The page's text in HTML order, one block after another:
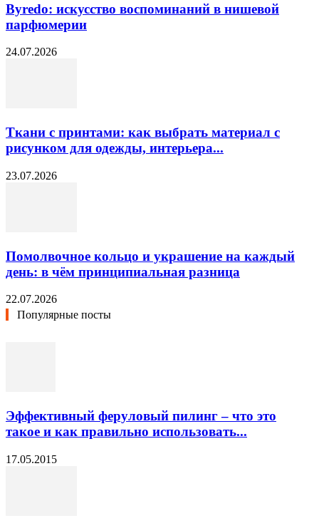
Byredo: искусство воспоминаний в нишевой
парфюмерии
24.07.2026
Ткани с принтами: как выбрать материал с
рисунком для одежды, интерьера...
23.07.2026
Помолвочное кольцо и украшение на каждый
день: в чём принципиальная разница
22.07.2026
Популярные посты
Эффективный феруловый пилинг – что это
такое и как правильно использовать...
17.05.2015